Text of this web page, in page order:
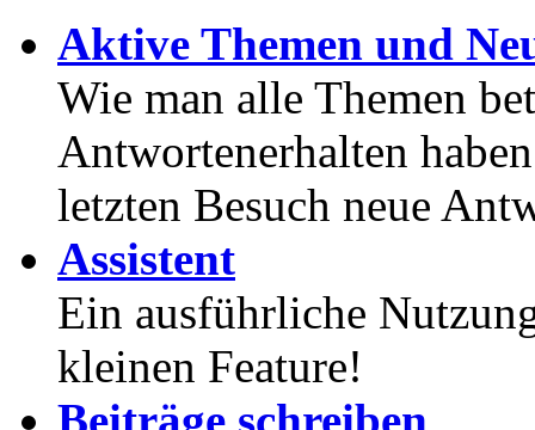
Aktive Themen und
Wie man alle Themen
Antwortenerhalten
letzten Besuch neue
Assistent
Ein ausführliche
kleinen Feature!
Beiträge schreiben